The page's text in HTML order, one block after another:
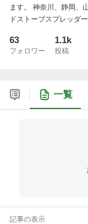
ます。 神奈川、静岡、
ドストーブスプレッダ
63
フォロワー
1.1k
投稿
一覧
記事の表示